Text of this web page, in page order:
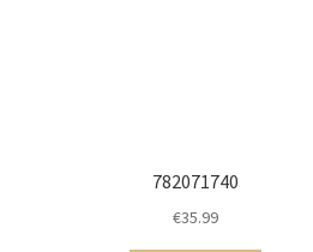
782071740
€35.99